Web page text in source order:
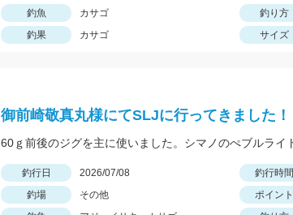
釣魚
カサゴ 釣り方
釣果
カサゴ サイズ
御前崎敬真丸様にてSLJに行ってきました！
釣行日 2026/07/08 釣行時間
釣場
その他 ポイント